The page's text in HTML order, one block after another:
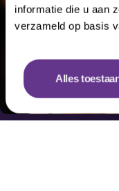
informatie die u aan
verzameld op basis
Alles